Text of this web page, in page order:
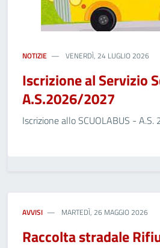
NOTIZIE VENERDÌ, 24 LUGLIO 2026
Iscrizione al Servizio
A.S.2026/2027
Iscrizione allo SCUOLABUS -
AVVISI MARTEDÌ, 26 MAGGIO 2026
Raccolta stradale